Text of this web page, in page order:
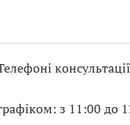
з 11:00 до